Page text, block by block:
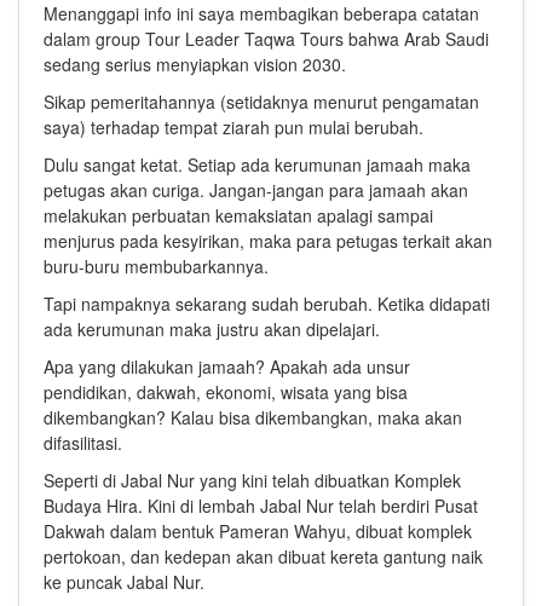
Menanggapi info ini saya membagikan beberapa catatan
dalam group Tour Leader Taqwa Tours bahwa Arab Saudi
sedang serius menyiapkan vision 2030.
Sikap pemeritahannya (setidaknya menurut pengamatan
saya) terhadap tempat ziarah pun mulai berubah.
Dulu sangat ketat. Setiap ada kerumunan jamaah maka
petugas akan curiga. Jangan-jangan para jamaah akan
melakukan perbuatan kemaksiatan apalagi sampai
menjurus pada kesyirikan, maka para petugas terkait akan
buru-buru membubarkannya.
Tapi nampaknya sekarang sudah berubah. Ketika didapati
ada kerumunan maka justru akan dipelajari.
Apa yang dilakukan jamaah? Apakah ada unsur
pendidikan, dakwah, ekonomi, wisata yang bisa
dikembangkan? Kalau bisa dikembangkan, maka akan
difasilitasi.
Seperti di Jabal Nur yang kini telah dibuatkan Komplek
Budaya Hira. Kini di lembah Jabal Nur telah berdiri Pusat
Dakwah dalam bentuk Pameran Wahyu, dibuat komplek
pertokoan, dan kedepan akan dibuat kereta gantung naik
ke puncak Jabal Nur.